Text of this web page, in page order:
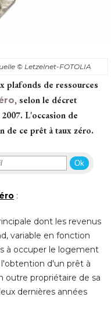
© Letzelnet-FOTOLIA
plafonds de ressources
, selon le décret
L'occasion de
de ce prêt à taux zéro.
Ok
:
dont les revenus
variable en fonction
à occuper le logement
d'un prêt à
outre propriétaire de sa
dernières années